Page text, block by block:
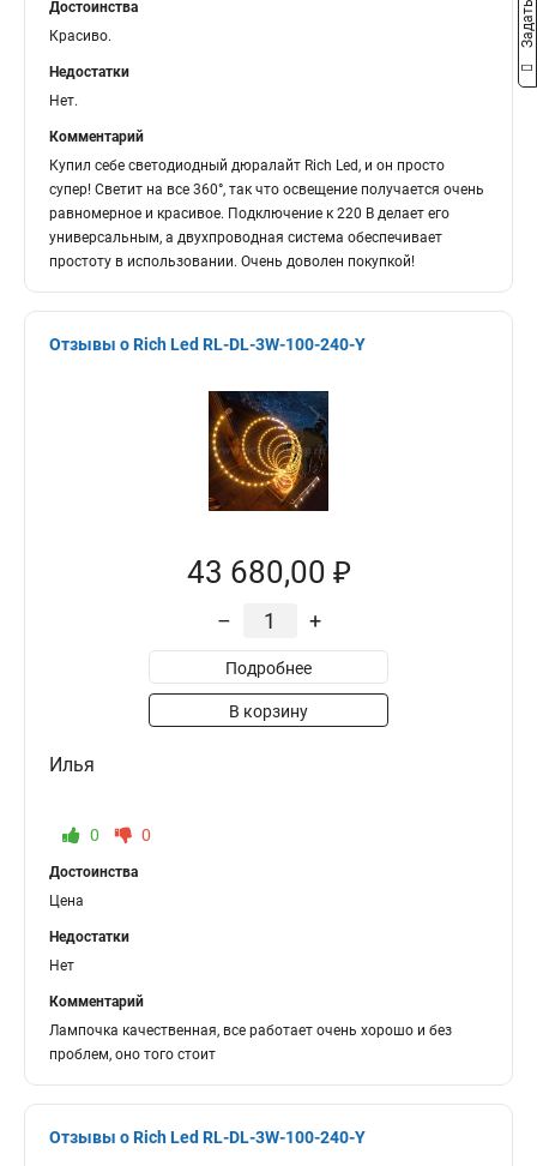
Достоинства
Красиво.
Недостатки
Нет.
Комментарий
Купил себе светодиодный дюралайт Rich Led, и он просто
супер! Светит на все 360°, так что освещение получается очень
равномерное и красивое. Подключение к 220 В делает его
универсальным, а двухпроводная система обеспечивает
простоту в использовании. Очень доволен покупкой!
Отзывы о Rich Led RL-DL-3W-100-240-Y
43 680,00 ₽
– +
Подробнее
В корзину
Илья
0 0
Достоинства
Цена
Недостатки
Нет
Комментарий
Лампочка качественная, все работает очень хорошо и без
проблем, оно того стоит
Отзывы о Rich Led RL-DL-3W-100-240-Y